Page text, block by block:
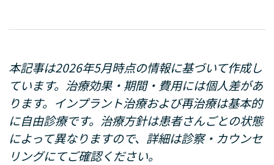
本記事は2026年5月時点の情報に基づいて作成し
ています。治療効果・期間・費用には個人差があ
ります。インプラント治療および再治療は基本的
に自由診療です。治療方針は患者さんごとの状態
によって異なりますので、詳細は診察・カウンセ
リングにてご確認ください。